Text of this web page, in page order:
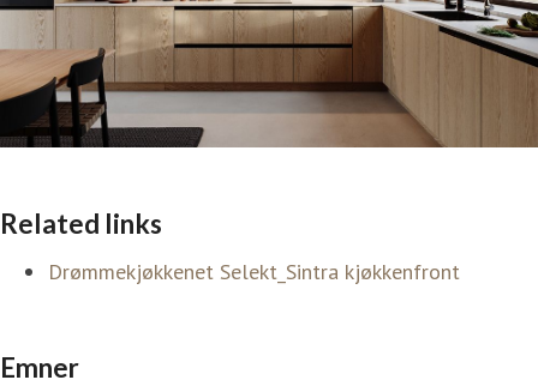
Related links
Drømmekjøkkenet Selekt_Sintra kjøkkenfront
Emner